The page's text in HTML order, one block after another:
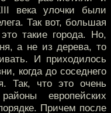
века улочки были
Так вот, большая
такие города. Но,
а не из дерева, то
И приходилось
когда до соседнего
Так, что это очень
европейских
Причем после